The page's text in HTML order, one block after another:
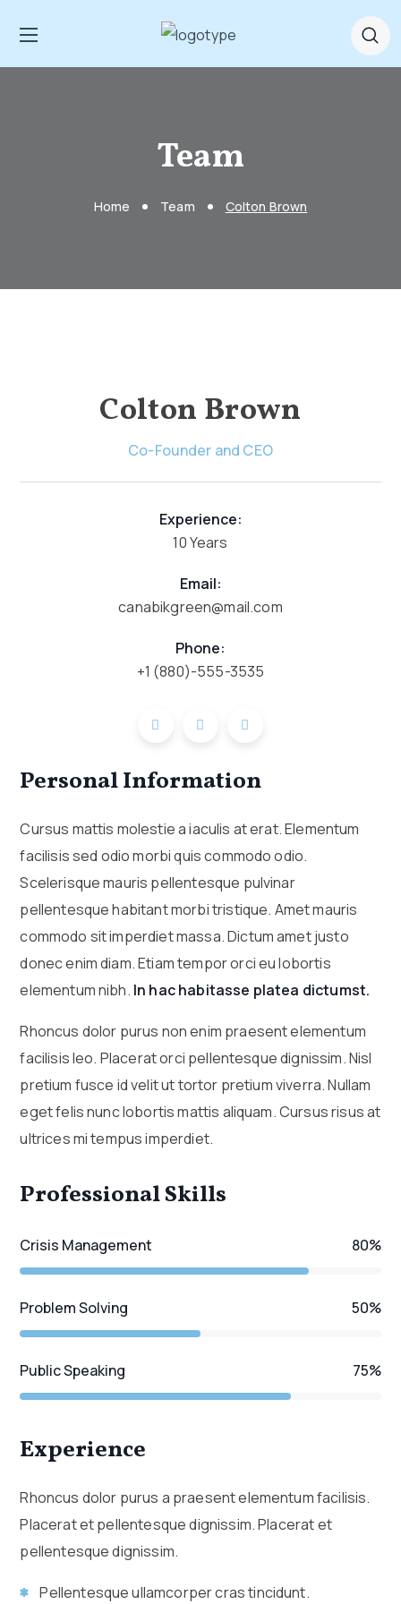
Team
Home Team Colton Brown
Colton Brown
Co-Founder and CEO
Experience:
10 Years
Email:
canabikgreen@mail.com
Phone:
+1 (880)-555-3535
Personal Information
Cursus mattis molestie a iaculis at erat. Elementum
facilisis sed odio morbi quis commodo odio.
Scelerisque mauris pellentesque pulvinar
pellentesque habitant morbi tristique. Amet mauris
commodo sit imperdiet massa. Dictum amet justo
donec enim diam. Etiam tempor orci eu lobortis
elementum nibh. In hac habitasse platea dictumst.
Rhoncus dolor purus non enim praesent elementum
facilisis leo. Placerat orci pellentesque dignissim. Nisl
pretium fusce id velit ut tortor pretium viverra. Nullam
eget felis nunc lobortis mattis aliquam. Cursus risus at
ultrices mi tempus imperdiet.
Professional Skills
Crisis Management 80%
Problem Solving 50%
Public Speaking 75%
Experience
Rhoncus dolor purus a praesent elementum facilisis.
Placerat et pellentesque dignissim. Placerat et
pellentesque dignissim.
Pellentesque ullamcorper cras tincidunt.